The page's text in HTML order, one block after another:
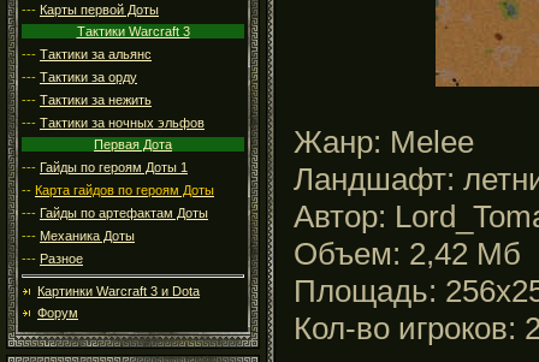
--- Карты первой Доты
Тактики Warcraft 3
--- Тактики за альянс
--- Тактики за орду
--- Тактики за нежить
--- Тактики за ночных эльфов
Первая Дота
--- Гайды по героям Доты 1
-- Карта гайдов по героям Доты
--- Гайды по артефактам Доты
--- Механика Доты
--- Разное
Картинки Warcraft 3 и Dota
Форум
Жанр: Melee
Ландшафт:
Автор:
Объем: 2,42 Мб
Площадь:
Кол-во игроков: